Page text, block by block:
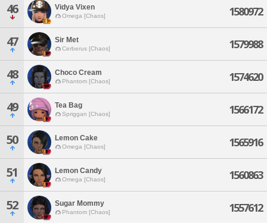
46 Vidya Vixen
Omega [Chaos] 1580972
47 Sir Met
Cerberus [Chaos] 1579988
48 Choco Cream
Phantom [Chaos] 1574620
49 Tea Bag
Spriggan [Chaos] 1566172
50 Lemon Cake
Omega [Chaos] 1565916
51 Lemon Candy
Omega [Chaos] 1560863
52 Sugar Mommy
Phantom [Chaos] 1557612